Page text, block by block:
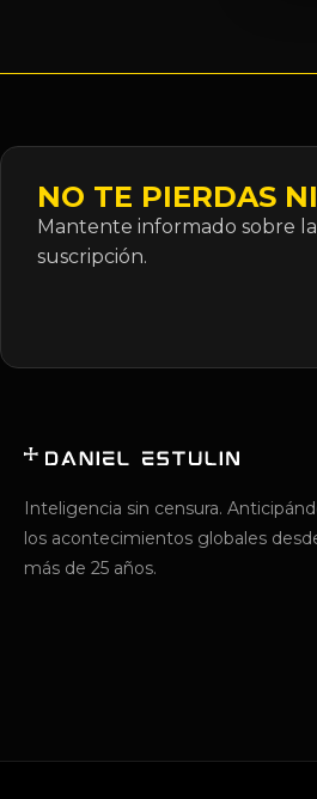
NO TE PIERDAS
Mantente informado sobre
suscripción.
Inteligencia sin censura.
los acontecimientos globales
más de 25 años.